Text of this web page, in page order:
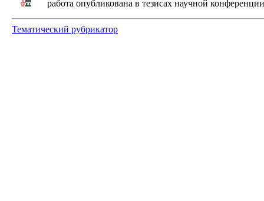
работа опубликована в тезисах научной конференции
Тематический рубрикатор